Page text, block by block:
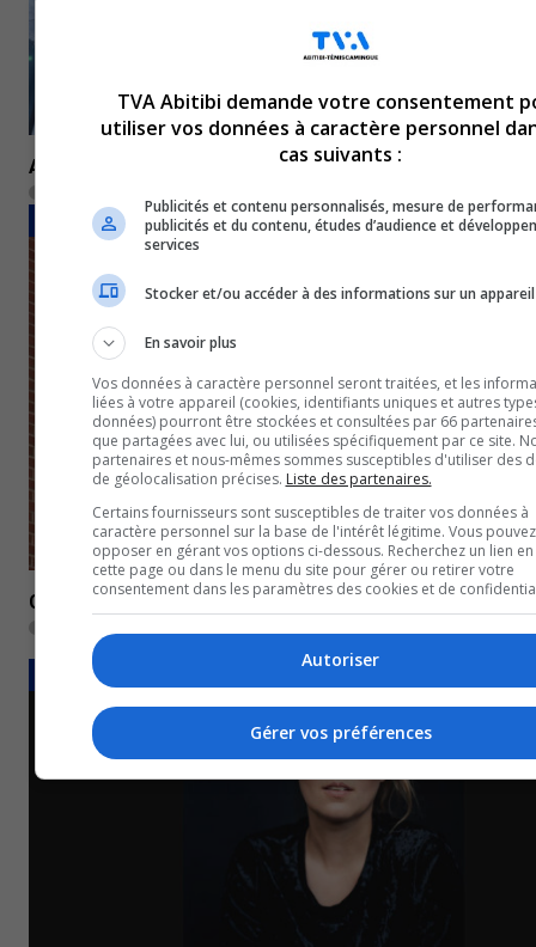
Antarctique : Un Amossois réussit un exploit en ski de
ÉDUCATION
Cégep de l’Abitibi-Témiscamingue : La semaine de
CULTUREL
TVA Abitibi demande votre consentement
utiliser vos données à caractère personnel
cas suivants :
Publicités et contenu personnalisés, mesure de
publicités et du contenu, études d’audience et
services
Stocker et/ou accéder à des informations sur un appareil
En savoir plus
Vos données à caractère personnel seront traitées, et les
liées à votre appareil (cookies, identifiants uniques et autres
données) pourront être stockées et consultées par 66
que partagées avec lui, ou utilisées spécifiquement par ce site.
partenaires et nous-mêmes sommes susceptibles d'utiliser des
de géolocalisation précises. Liste des partenaires.
Certains fournisseurs sont susceptibles de traiter vos données à
caractère personnel sur la base de l'intérêt légitime. Vous
opposer en gérant vos options ci-dessous. Recherchez un lien
cette page ou dans le menu du site pour gérer ou retirer votre
consentement dans les paramètres des cookies et de
Autoriser
Gérer vos préférences